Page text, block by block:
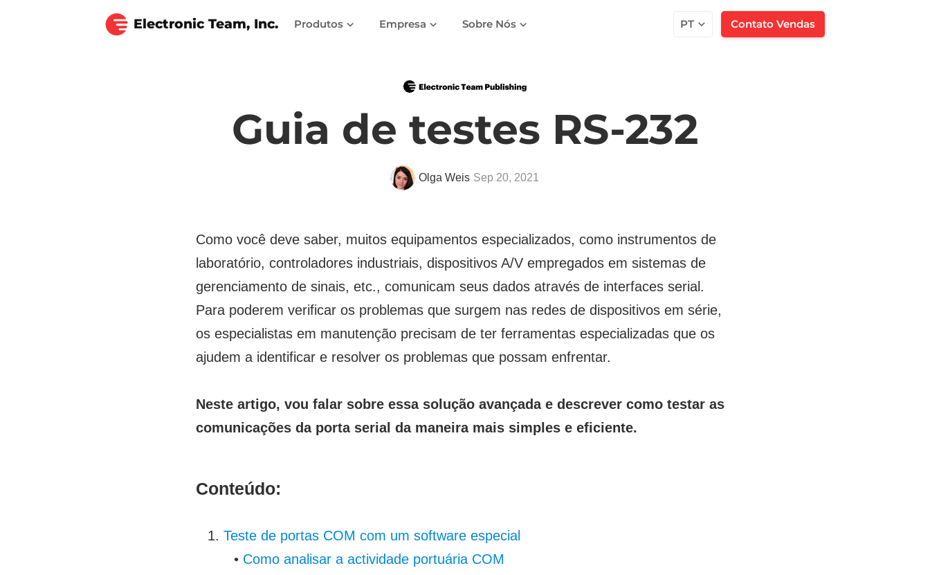
Electronic Team, Inc. PT Contato Vendas
Produtos Empresa Sobre Nós
Guia de testes RS-232
Olga Weis Sep 20, 2021
Como você deve saber, muitos equipamentos especializados, como instrumentos de
laboratório, controladores industriais, dispositivos A/V empregados em sistemas de
gerenciamento de sinais, etc., comunicam seus dados através de interfaces serial.
Para poderem verificar os problemas que surgem nas redes de dispositivos em série,
os especialistas em manutenção precisam de ter ferramentas especializadas que os
ajudem a identificar e resolver os problemas que possam enfrentar.
Neste artigo, vou falar sobre essa solução avançada e descrever como testar as
comunicações da porta serial da maneira mais simples e eficiente.
Conteúdo:
Teste de portas COM com um software especial
• Como analisar a actividade portuária COM